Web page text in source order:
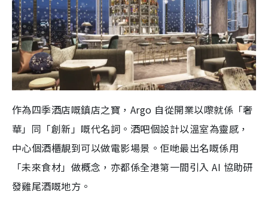
作為四季酒店嘅鎮店之寶，Argo 自從開業以嚟就係「奢
華」同「創新」嘅代名詞。酒吧個設計以溫室為靈感，
中心個酒櫃靚到可以做電影場景。佢哋最出名嘅係用
「未來食材」做概念，亦都係全港第一間引入 AI 協助研
發雞尾酒嘅地方。